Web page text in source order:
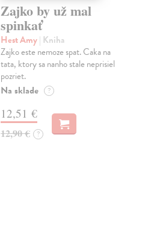
Zajko by už mal
spinkať
Hest Amy| Kniha
Zajko este nemoze spat. Caka na
tata, ktory sa nanho stale neprisiel
pozriet.
Na sklade ?
12,51 €
12,90 € ?